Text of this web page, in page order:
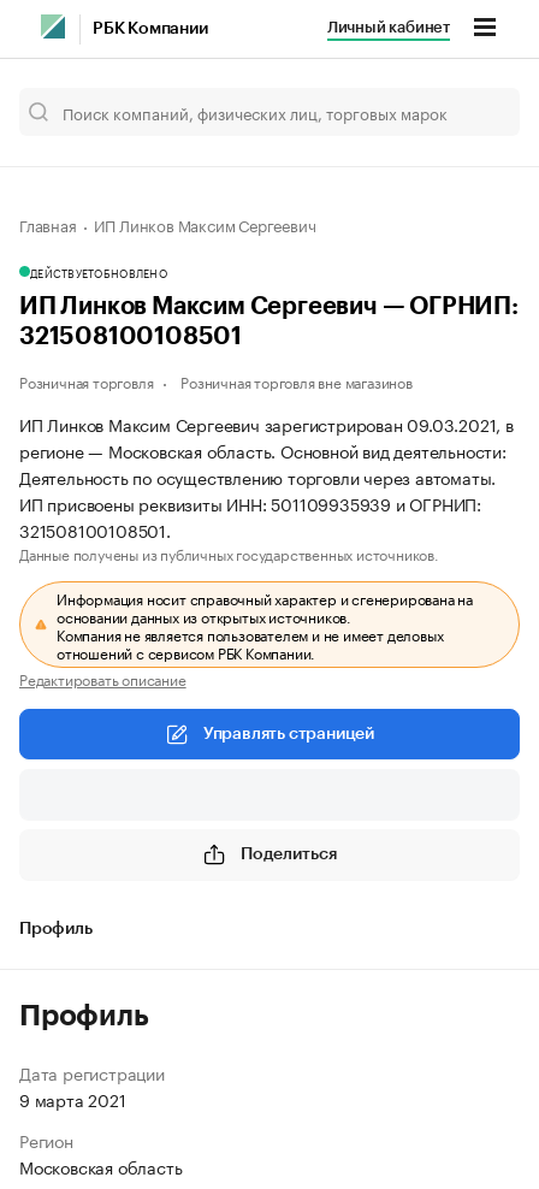
РБК Компании Личный кабинет
Главная ИП Линков Максим Сергеевич
ДЕЙСТВУЕТОБНОВЛЕНО
ИП Линков Максим Сергеевич — ОГРНИП:
321508100108501
Розничная торговля Розничная торговля вне магазинов
ИП Линков Максим Сергеевич зарегистрирован 09.03.2021, в
регионе — Московская область. Основной вид деятельности:
Деятельность по осуществлению торговли через автоматы.
ИП присвоены реквизиты ИНН: 501109935939 и ОГРНИП:
321508100108501.
Данные получены из публичных государственных источников.
Информация носит справочный характер и сгенерирована на
основании данных из открытых источников.
Компания не является пользователем и не имеет деловых
отношений с сервисом РБК Компании.
Редактировать описание
Управлять страницей
Поделиться
Профиль
Профиль
Дата регистрации
9 марта 2021
Регион
Московская область